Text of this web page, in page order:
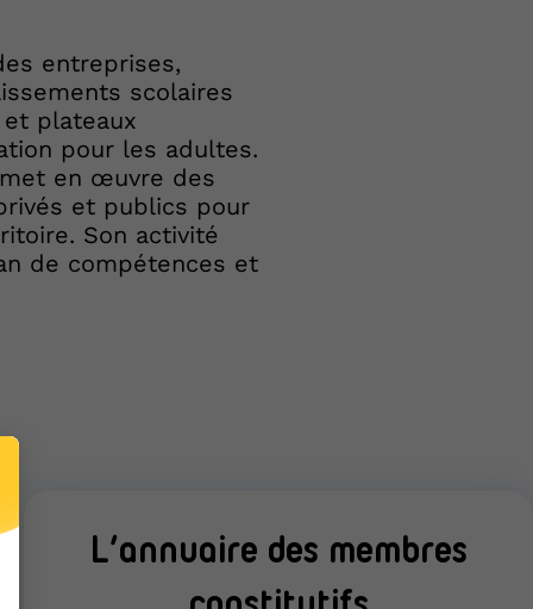
entreprises,
scolaires
plateaux
pour les adultes.
en œuvre des
et publics pour
Son activité
de compétences et
L’annuaire des membres